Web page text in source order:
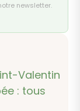
newsletter.
Valentin
: tous